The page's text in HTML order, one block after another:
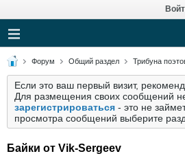
Форум Общий раздел Трибуна
Если это ваш первый визит,
Для размещения своих сообщений
зарегистрироваться - это не
просмотра сообщений выберите
Байки от Vik-Sergeev